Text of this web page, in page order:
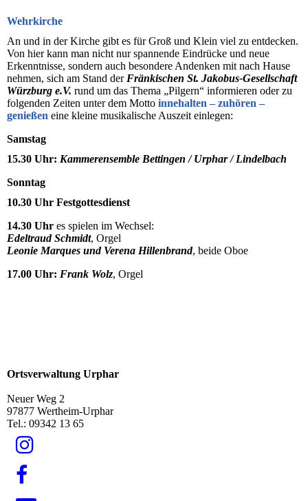
Wehrkirche
An und in der Kirche gibt es für Groß und Klein viel zu entdecken.
Von hier kann man nicht nur spannende Eindrücke und neue
Erkenntnisse, sondern auch besondere Andenken mit nach Hause
nehmen, sich am Stand der Fränkischen St. Jakobus-Gesellschaft
Würzburg e.V. rund um das Thema „Pilgern“ informieren oder zu
folgenden Zeiten unter dem Motto innehalten – zuhören –
genießen eine kleine musikalische Auszeit einlegen:
Samstag
15.30 Uhr: Kammerensemble Bettingen / Urphar / Lindelbach
Sonntag
10.30 Uhr Festgottesdienst
14.30 Uhr es spielen im Wechsel:
Edeltraud Schmidt, Orgel
Leonie Marques und Verena Hillenbrand, beide Oboe
17.00 Uhr: Frank Wolz, Orgel
Ortsverwaltung Urphar
Neuer Weg 2
97877 Wertheim-Urphar
Tel.: 09342 13 65